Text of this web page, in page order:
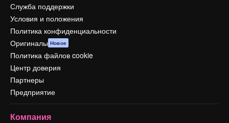
Служба поддержки
Условия и положения
Политика конфиденциальности
Оригиналы Новое
Политика файлов cookie
Центр доверия
Партнеры
Предприятие
Компания